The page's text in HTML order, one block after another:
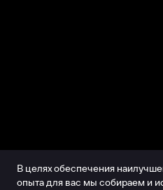
В целях обеспечения
опыта для вас мы собираем и